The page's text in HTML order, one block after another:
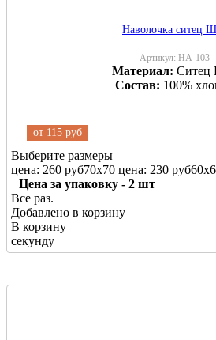
Наволочка ситец
Артикул: НА-103
Материал: Ситец
Состав: 100%
от 115 руб
Выберите размеры
цена: 260 руб70х70 цена: 230 руб
Цена за упаковку - 2 шт
Все раз.
Добавлено в корзину
В корзину
секунду